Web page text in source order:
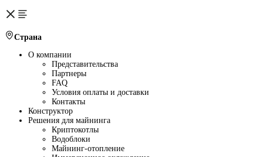
Страна
О компании
Представительства
Партнеры
FAQ
Условия оплаты и доставки
Контакты
Конструктор
Решения для майнинга
Криптокотлы
Водоблоки
Майнинг-отопление